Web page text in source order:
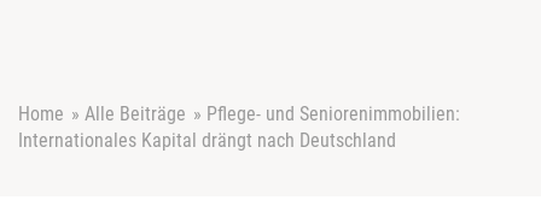
Home » Alle Beiträge » Pflege- und Seniorenimmobilien:
Internationales Kapital drängt nach Deutschland